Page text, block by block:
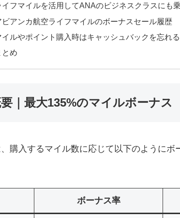
イフマイルを活用してANAのビジネスクラスにも
ビアンカ航空ライフマイルのボーナスセール履歴
イルやポイント購入時はキャッシュバックを忘れ
とめ
｜最大135%のマイルボーナス
購入するマイル数に応じて以下のようにボ
ボーナス率